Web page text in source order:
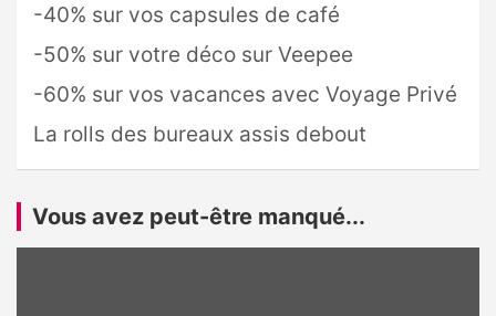
-40% sur vos capsules de café
-50% sur votre déco sur Veepee
-60% sur vos vacances avec Voyage Privé
La rolls des bureaux assis debout
Vous avez peut-être manqué...